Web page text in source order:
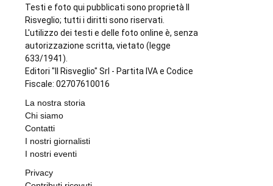
Testi e foto qui pubblicati sono proprietà Il
Risveglio; tutti i diritti sono riservati.
L'utilizzo dei testi e delle foto online è, senza
autorizzazione scritta, vietato (legge
633/1941).
Editori "Il Risveglio" Srl - Partita IVA e Codice
Fiscale: 02707610016
La nostra storia
Chi siamo
Contatti
I nostri giornalisti
I nostri eventi
Privacy